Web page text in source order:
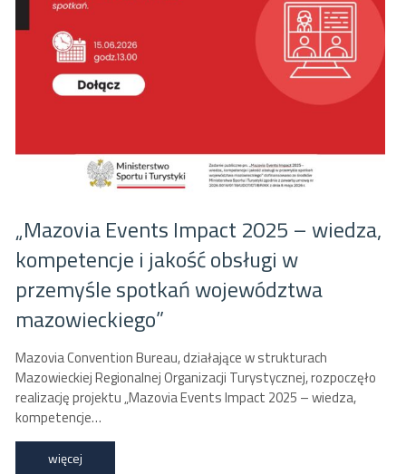
„Mazovia Events Impact 2025 – wiedza,
kompetencje i jakość obsługi w
przemyśle spotkań województwa
mazowieckiego”
Mazovia Convention Bureau, działające w strukturach
Mazowieckiej Regionalnej Organizacji Turystycznej, rozpoczęło
realizację projektu „Mazovia Events Impact 2025 – wiedza,
kompetencje…
więcej